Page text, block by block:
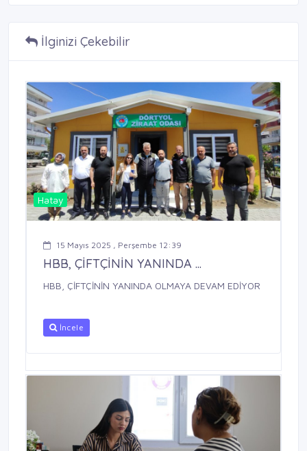
İlginizi Çekebilir
Hatay
15 Mayıs 2025 , Perşembe 12:39
HBB, ÇİFTÇİNİN YANINDA ...
HBB, ÇİFTÇİNİN YANINDA OLMAYA DEVAM EDİYOR
İncele